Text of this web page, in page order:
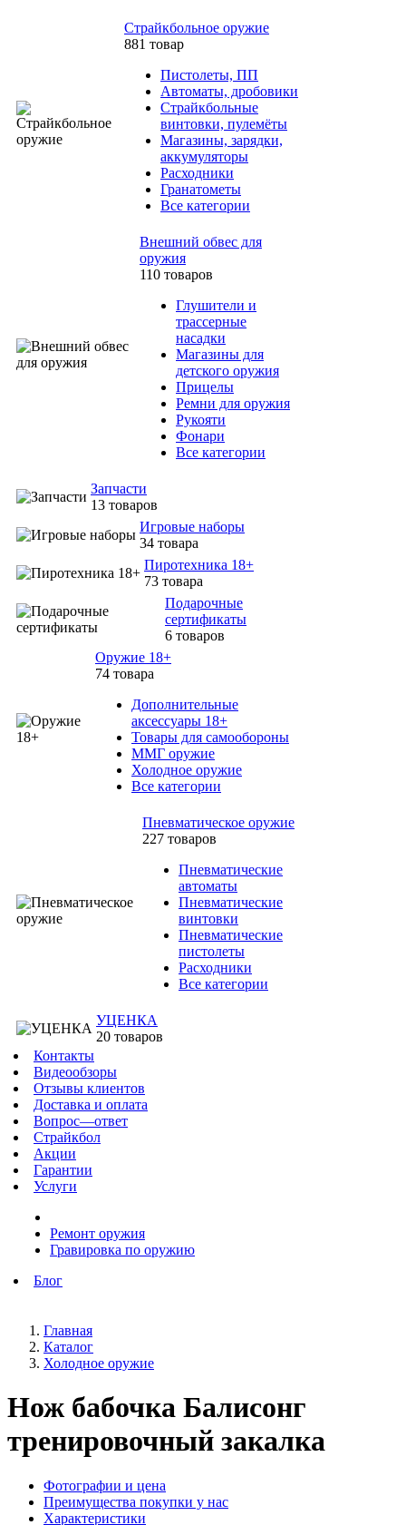
Страйкбольное оружие
881 товар
Пистолеты, ПП
Автоматы, дробовики
Страйкбольные
винтовки, пулемёты
Магазины, зарядки,
аккумуляторы
Расходники
Гранатометы
Все категории
Внешний обвес для
оружия
110 товаров
Глушители и
трассерные
насадки
Магазины для
детского оружия
Прицелы
Ремни для оружия
Рукояти
Фонари
Все категории
Запчасти
13 товаров
Игровые наборы
34 товара
Пиротехника 18+
73 товара
Подарочные
сертификаты
6 товаров
Оружие 18+
74 товара
Дополнительные
аксессуары 18+
Товары для самообороны
ММГ оружие
Холодное оружие
Все категории
Пневматическое оружие
227 товаров
Пневматические
автоматы
Пневматические
винтовки
Пневматические
пистолеты
Расходники
Все категории
УЦЕНКА
20 товаров
Контакты
Видеообзоры
Отзывы клиентов
Доставка и оплата
Вопрос—ответ
Страйкбол
Акции
Гарантии
Услуги
Ремонт оружия
Гравировка по оружию
Блог
Главная
Каталог
Холодное оружие
Нож бабочка Балисонг
тренировочный закалка
Фотографии и цена
Преимущества покупки у нас
Характеристики